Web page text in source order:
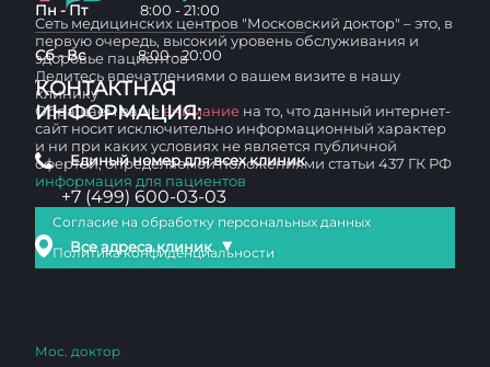
Пн - Пт 8:00 - 21:00
Сб - Вс 8:00 - 20:00
КОНТАКТНАЯ
ИНФОРМАЦИЯ:
Единый номер для всех клиник
+7 (499) 600-03-03
Все адреса клиник ▼
Сеть медицинских центров "Московский доктор" – это, в
первую очередь, высокий уровень обслуживания и
здоровье пациентов
Делитесь впечатлениями о вашем визите в нашу
клинику
Обращаем вашевнимание на то, что данный интернет-
сайт носит исключительно информационный характер
и ни при каких условиях не является публичной
офертой, определяемой положениями статьи 437 ГК РФ
информация для пациентов
Согласие на обработку персональных данных
Политика конфиденциальности
Мос. доктор